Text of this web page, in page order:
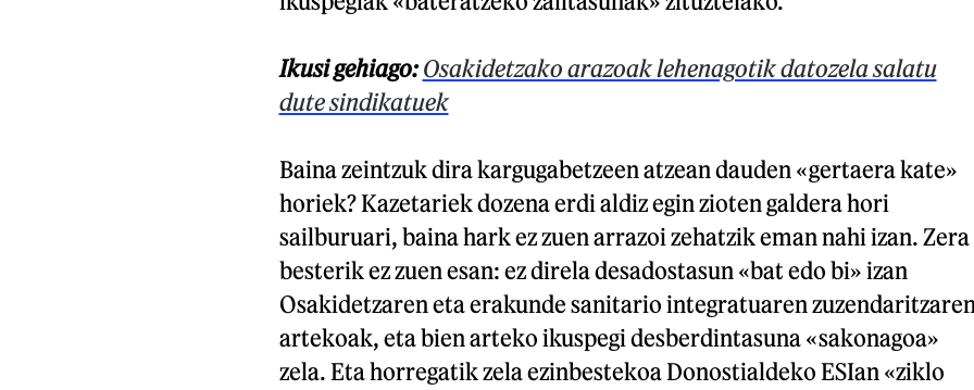
Ikusi gehiago: Osakidetzako arazoak lehenagotik datozela salatu
dute sindikatuek
Baina zeintzuk dira kargugabetzeen atzean dauden «gertaera kate»
horiek? Kazetariek dozena erdi aldiz egin zioten galdera hori
sailburuari, baina hark ez zuen arrazoi zehatzik eman nahi izan. Zera
besterik ez zuen esan: ez direla desadostasun «bat edo bi» izan
Osakidetzaren eta erakunde sanitario integratuaren
artekoak, eta bien arteko ikuspegi desberdintasuna «sakonagoa»
zela. Eta horregatik zela ezinbestekoa Donostialdeko ESIan «ziklo